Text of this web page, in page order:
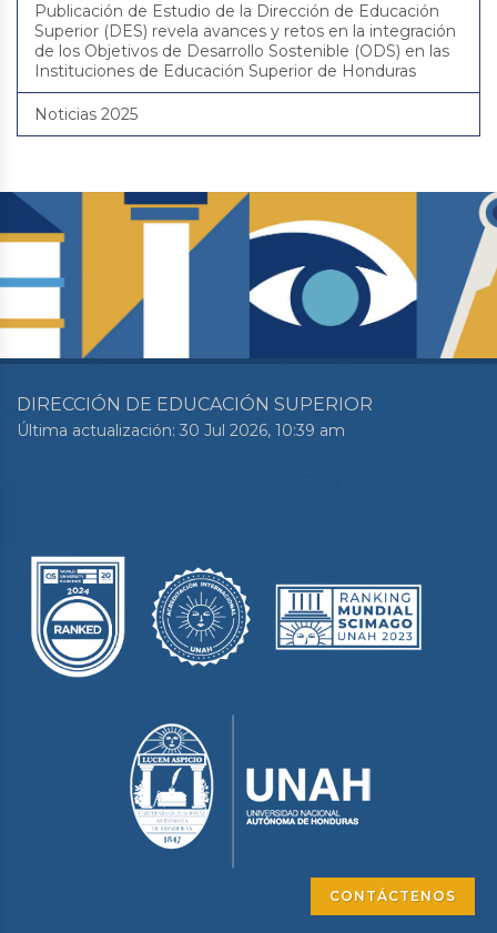
Publicación de Estudio de la Dirección de Educación
Superior (DES) revela avances y retos en la integración
de los Objetivos de Desarrollo Sostenible (ODS) en las
Instituciones de Educación Superior de Honduras
Noticias 2025
DIRECCIÓN DE EDUCACIÓN SUPERIOR
Última actualización: 30 Jul 2026, 10:39 am
CONTÁCTENOS